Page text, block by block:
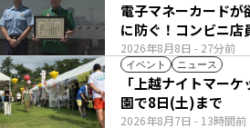
2026年8月8日 - 27分前
電子マネーカード
に防ぐ！コンビニ店
イベント ニュース
2026年8月7日 - 13時間前
「上越ナイトマー
園で8日(土)まで